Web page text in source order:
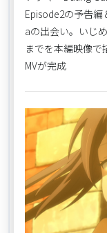
Episode2の予告
aの出会い。いじ
までを本編映像で
MVが完成